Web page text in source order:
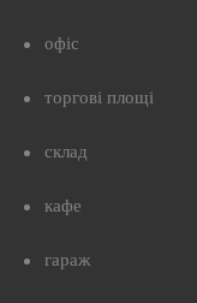
офіс
торгові площі
склад
кафе
гараж